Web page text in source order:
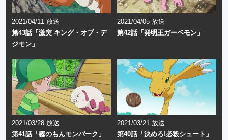
2021/04/11 放送
第43話「激突 キング・オブ・デ
ジモン」
2021/04/05 放送
第42話「発明王ガーベモン」
2021/03/28 放送
第41話「霧のもんモンパーク」
2021/03/21 放送
第40話「決めろ!必殺シュート」